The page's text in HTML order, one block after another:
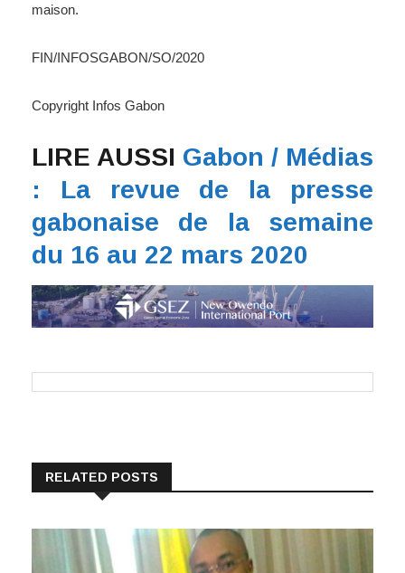
maison.
FIN/INFOSGABON/SO/2020
Copyright Infos Gabon
LIRE AUSSI Gabon / Médias
: La revue de la presse
gabonaise de la semaine
du 16 au 22 mars 2020
RELATED POSTS